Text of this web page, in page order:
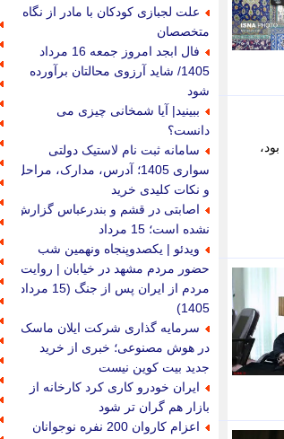
علت لجبازی کودکان با مادر از نگاه
متخصصان
فال ابجد امروز جمعه 16 مرداد
1405/ شاید آرزوی محالتان برآورده
شود
ببینید| آیا شمخانی چیزی می
دانست؟
سامانه ثبت نام لاستیک دولتی
سواری 1405؛ آدرس، مدارک، مراحل
و نکات کلیدی خرید
اصابتی در قشم و بندرعباس گزارش
نشده است؛ 15 مرداد
ویدئو | یکصدوپنجاه ونهمین شب
حضور مردم مشهد در خیابان | روایت
مردم از ایران پس از جنگ (15 مرداد
1405)
سرمایه گذاری شرکت ایلان ماسک
در هوش مصنوعی؛ خبری از خرید
جدید بیت کوین نیست
ایران خودرو کاری کرد کارخانه از
بازار هم گران تر شود
اعزام کاروان 200 نفره نوجوانان